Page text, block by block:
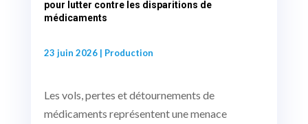
pour lutter contre les disparitions de
médicaments
23 juin 2026| Production
Les vols, pertes et détournements de
médicaments représentent une menace